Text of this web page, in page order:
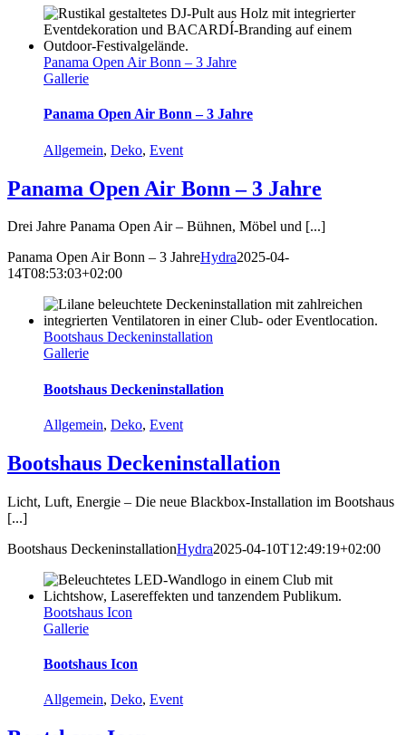
Panama Open Air Bonn – 3 Jahre
Gallerie
Panama Open Air Bonn – 3 Jahre
Allgemein, Deko, Event
Panama Open Air Bonn – 3 Jahre
Drei Jahre Panama Open Air – Bühnen, Möbel und [...]
Panama Open Air Bonn – 3 JahreHydra2025-04-
14T08:53:03+02:00
Bootshaus Deckeninstallation
Gallerie
Bootshaus Deckeninstallation
Allgemein, Deko, Event
Bootshaus Deckeninstallation
Licht, Luft, Energie – Die neue Blackbox-Installation im Bootshaus
[...]
Bootshaus DeckeninstallationHydra2025-04-10T12:49:19+02:00
Bootshaus Icon
Gallerie
Bootshaus Icon
Allgemein, Deko, Event